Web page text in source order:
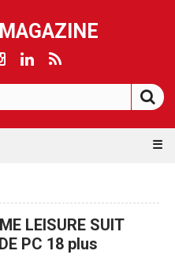
☰
LEISURE SUIT
PC 18 plus